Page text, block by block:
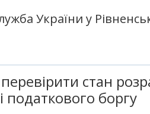
України у
стан
податкового боргу